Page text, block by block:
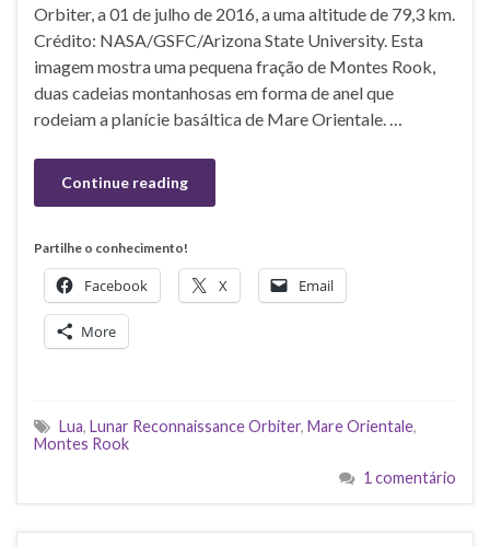
Orbiter, a 01 de julho de 2016, a uma altitude de 79,3 km.
Crédito: NASA/GSFC/Arizona State University. Esta
imagem mostra uma pequena fração de Montes Rook,
duas cadeias montanhosas em forma de anel que
rodeiam a planície basáltica de Mare Orientale. …
Continue reading
Partilhe o conhecimento!
Facebook X Email
More
Lua, Lunar Reconnaissance Orbiter, Mare Orientale,
Montes Rook
1 comentário